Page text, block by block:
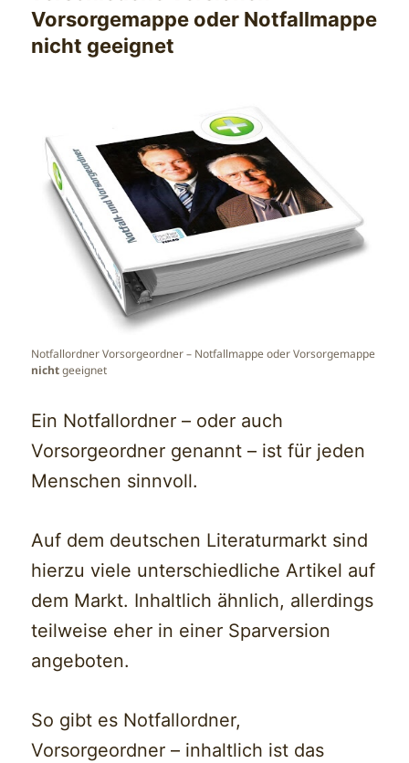
Vorsorgemappe oder Notfallmappe
nicht geeignet
Notfallordner Vorsorgeordner – Notfallmappe oder Vorsorgemappe
nichtgeeignet
Ein Notfallordner – oder auch
Vorsorgeordner genannt – ist für jeden
Menschen sinnvoll.
Auf dem deutschen Literaturmarkt sind
hierzu viele unterschiedliche Artikel auf
dem Markt. Inhaltlich ähnlich, allerdings
teilweise eher in einer Sparversion
angeboten.
So gibt es Notfallordner,
Vorsorgeordner – inhaltlich ist das